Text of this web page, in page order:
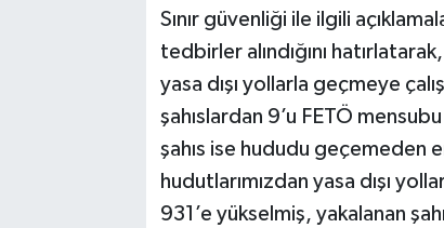
Sınır güvenliği ile ilgili
tedbirler alındığını
yasa dışı yollarla geçmeye
şahıslardan 9’u FETÖ
şahıs ise hududu geçemeden
hudutlarımızdan yasa dışı
931’e yükselmiş, yakalanan